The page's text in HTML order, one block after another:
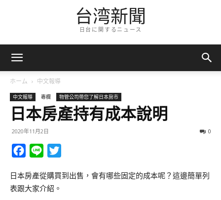
台湾新聞
日台に関するニュース
ホーム 中文報導
中文報導 專欄 物管公司帶您了解日本房市
日本房產持有成本說明
2020年11月2日 0
Facebook
Line
日本房產從購買到出售，會有哪些固定的成本呢？這邊簡單列
表跟大家介紹。